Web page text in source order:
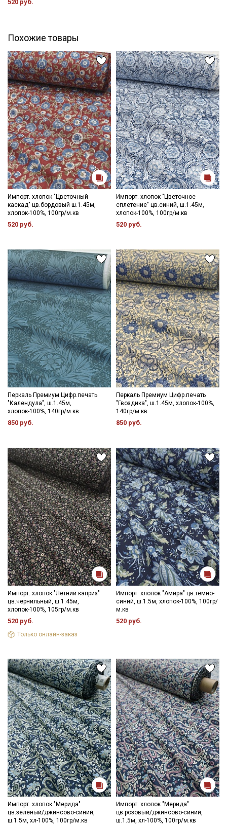
520 руб.
Похожие товары
Импорт. хлопок "Цветочный
каскад" цв.бордовый ш.1.45м,
хлопок-100%, 100гр/м.кв
520 руб.
Импорт. хлопок "Цветочное
сплетение" цв.синий, ш.1.45м,
хлопок-100%, 100гр/м.кв
520 руб.
Перкаль Премиум Цифр.печать
"Календула", ш.1.45м,
хлопок-100%, 140гр/м.кв
850 руб.
Перкаль Премиум Цифр.печать
"Гвоздика", ш.1.45м, хлопок-100%,
140гр/м.кв
850 руб.
Импорт. хлопок "Летний каприз"
цв.чернильный, ш.1.45м,
хлопок-100%, 105гр/м.кв
520 руб.
Только онлайн-заказ
Импорт. хлопок "Амира" цв.темно-
синий, ш.1.5м, хлопок-100%, 100гр/
м.кв
520 руб.
Импорт. хлопок "Мерида"
цв.зеленый/джинсово-синий,
ш.1.5м, хл-100%, 100гр/м.кв
Импорт. хлопок "Мерида"
цв.розовый/джинсово-синий,
ш.1.5м, хл-100%, 100гр/м.кв
Секретная рассылка от Купава
Мы публикуем здесь дополнительные
промокоды и скидки до 30% на узкие
категории тканей
Электронная почта
Подписаться
Политикой обработки персональных
ДаюСогласие на получение рекламных и
информационных рассылок